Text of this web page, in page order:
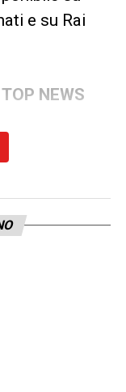
e su Rai
NEWS